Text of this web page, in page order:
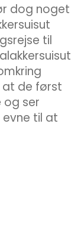
dog noget
til
at de først
og ser
til at